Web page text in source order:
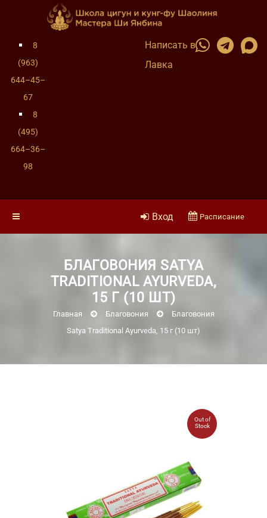
8
(963)
644–45–
67
8
(495)
664–36–
98
Написать в
Лавка
Вход Расписание
БЛАГОВОНИЯ SATYA
TRADITIONAL AYURVEDA,
15 Г (10 ШТ)
Главная Благовония
Благовония
Satya Traditional Ayurveda, 15 г (10 шт)
Out of
Stock